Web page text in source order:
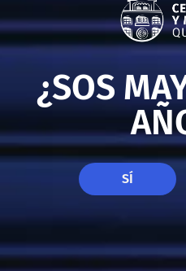
¿SOS
SÍ